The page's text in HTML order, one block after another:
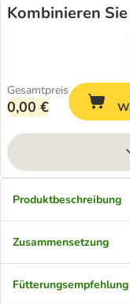
Kombinieren
Gesamtpreis
0,00 €
Produktbeschreibung
Zusammensetzung
Fütterungsempfehlung